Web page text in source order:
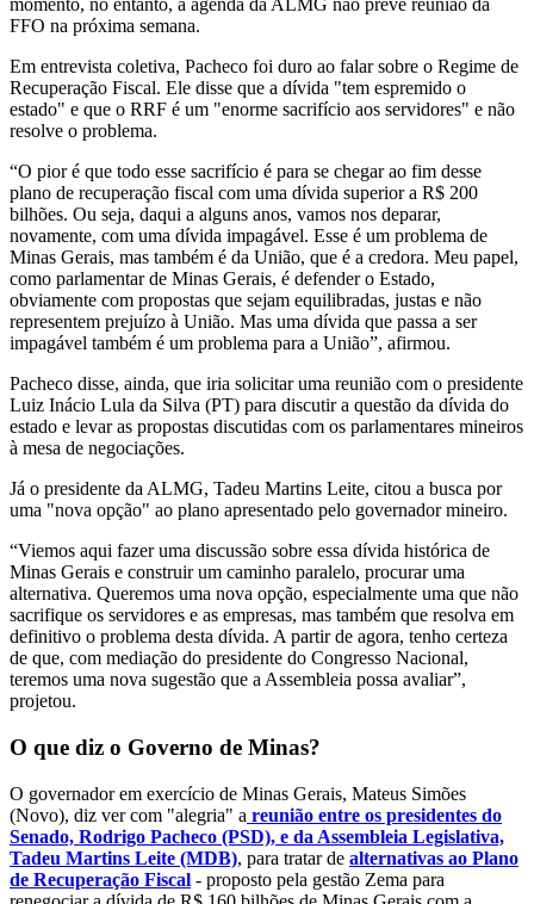
momento, no entanto, a agenda da ALMG não prevê reunião da
FFO na próxima semana.
Em entrevista coletiva, Pacheco foi duro ao falar sobre o Regime de
Recuperação Fiscal. Ele disse que a dívida "tem espremido o
estado" e que o RRF é um "enorme sacrifício aos servidores" e não
resolve o problema.
“O pior é que todo esse sacrifício é para se chegar ao fim desse
plano de recuperação fiscal com uma dívida superior a R$ 200
bilhões. Ou seja, daqui a alguns anos, vamos nos deparar,
novamente, com uma dívida impagável. Esse é um problema de
Minas Gerais, mas também é da União, que é a credora. Meu papel,
como parlamentar de Minas Gerais, é defender o Estado,
obviamente com propostas que sejam equilibradas, justas e não
representem prejuízo à União. Mas uma dívida que passa a ser
impagável também é um problema para a União”, afirmou.
Pacheco disse, ainda, que iria solicitar uma reunião com o presidente
Luiz Inácio Lula da Silva (PT) para discutir a questão da dívida do
estado e levar as propostas discutidas com os parlamentares mineiros
à mesa de negociações.
Já o presidente da ALMG, Tadeu Martins Leite, citou a busca por
uma "nova opção" ao plano apresentado pelo governador mineiro.
“Viemos aqui fazer uma discussão sobre essa dívida histórica de
Minas Gerais e construir um caminho paralelo, procurar uma
alternativa. Queremos uma nova opção, especialmente uma que não
sacrifique os servidores e as empresas, mas também que resolva em
definitivo o problema desta dívida. A partir de agora, tenho certeza
de que, com mediação do presidente do Congresso Nacional,
teremos uma nova sugestão que a Assembleia possa avaliar”,
projetou.
O que diz o Governo de Minas?
O governador em exercício de Minas Gerais, Mateus Simões
(Novo), diz ver com "alegria" a reunião entre os presidentes do
Senado, Rodrigo Pacheco (PSD), e da Assembleia Legislativa,
Tadeu Martins Leite (MDB), para tratar de alternativas ao Plano
de Recuperação Fiscal - proposto pela gestão Zema para